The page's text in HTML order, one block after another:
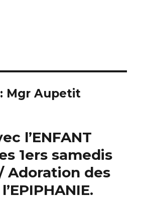
Mgr Aupetit
l’ENFANT
1ers samedis
Adoration des